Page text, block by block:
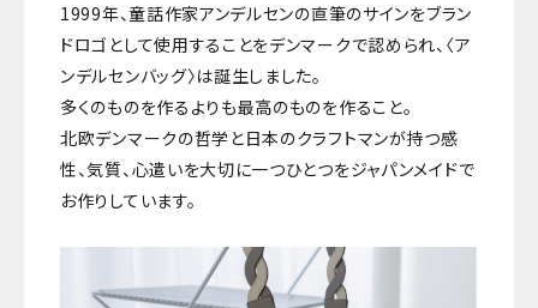
1999年、童話作家アンデルセンの直筆のサインをブラン
ドロゴとして使用することをデンマークで認められ、〈ア
ンデルセンバッグ〉は誕生しました。
多くのものを作るよりも最高のものを作ること。
北欧デンマークの哲学と日本のクラフトマンが持つ感
性、気質、心遣いを大切に一つひとつをジャパンメイドで
お作りしています。